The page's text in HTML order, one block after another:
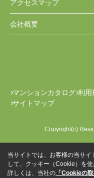
アクセスマップ
会社概要
マンションカタログ 利用
サイトマップ
Copyright(c)
当サイトでは、お客様の当サ
して、クッキー（Cookie）を使
詳しくは、当社の 「Cookieの